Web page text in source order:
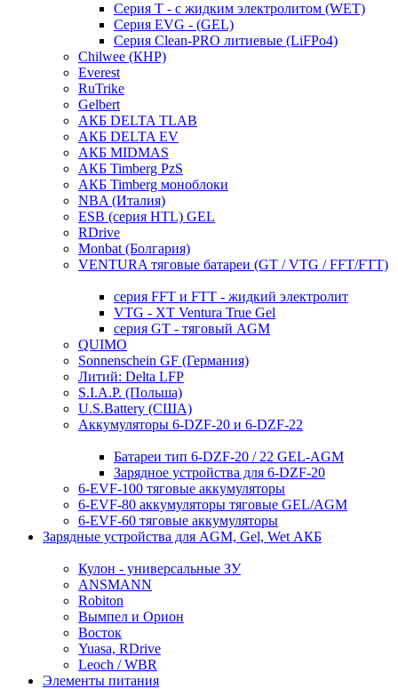
Серия T - с жидким электролитом (WET)
Серия EVG - (GEL)
Серия Clean-PRO литиевые (LiFPo4)
Chilwee (КНР)
Everest
RuTrike
Gelbert
АКБ DELTA TLAB
АКБ DELTA EV
АКБ MIDMAS
АКБ Timberg PzS
АКБ Timberg моноблоки
NBA (Италия)
ESB (серия HTL) GEL
RDrive
Monbat (Болгария)
VENTURA тяговые батареи (GT / VTG / FFT/FTT)
серия FFT и FTT - жидкий электролит
VTG - XT Ventura True Gel
серия GT - тяговый AGM
QUIMO
Sonnenschein GF (Германия)
Литий: Delta LFP
S.I.A.P. (Польша)
U.S.Battery (США)
Аккумуляторы 6-DZF-20 и 6-DZF-22
Батареи тип 6-DZF-20 / 22 GEL-AGM
Зарядное устройства для 6-DZF-20
6-EVF-100 тяговые аккумуляторы
6-EVF-80 аккумуляторы тяговые GEL/AGM
6-EVF-60 тяговые аккумуляторы
Зарядные устройства для AGM, Gel, Wet АКБ
Кулон - универсальные ЗУ
ANSMANN
Robiton
Вымпел и Орион
Восток
Yuasa, RDrive
Leoch / WBR
Элементы питания